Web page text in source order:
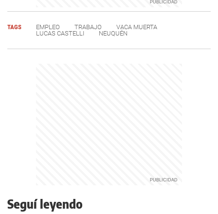
TAGS EMPLEO TRABAJO
VACA MUERTA
LUCAS CASTELLI
NEUQUÉN
Seguí leyendo